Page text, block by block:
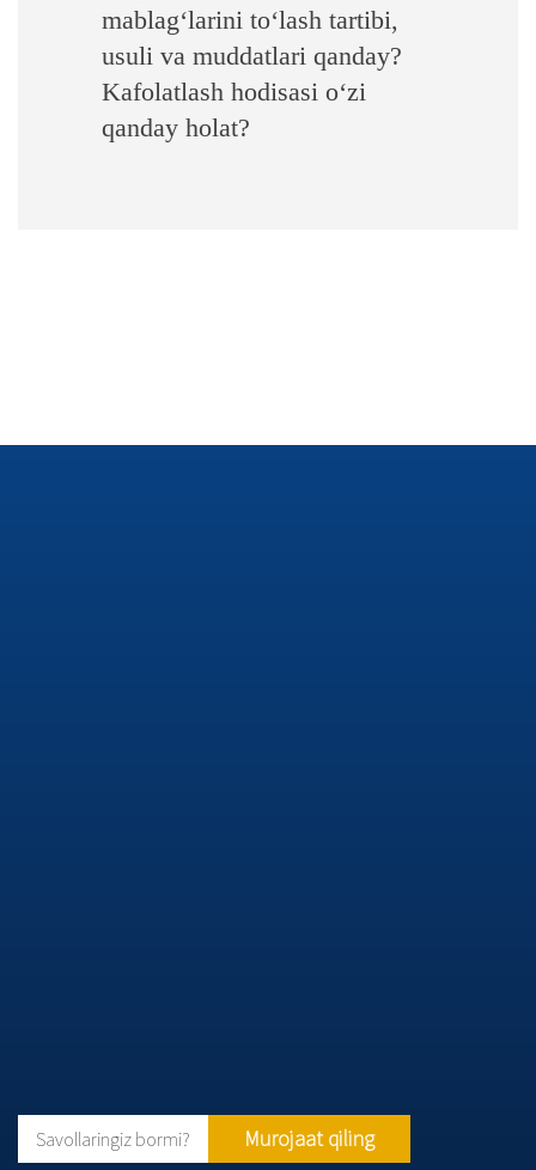
mablag‘larini to‘lash tartibi,
usuli va muddatlari qanday?
Kafolatlash hodisasi o‘zi
qanday holat?
Savollaringiz bormi? Murojaat qiling